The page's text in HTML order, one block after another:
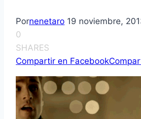
Pornenetaro 19 noviembre,
0
SHARES
Compartir en Facebook